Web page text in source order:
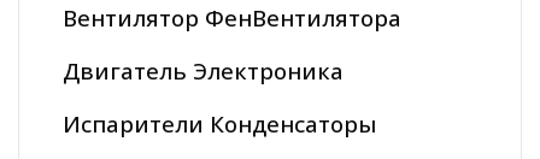
Вентилятор ФенВентилятора
Двигатель Электроника
Испарители Конденсаторы